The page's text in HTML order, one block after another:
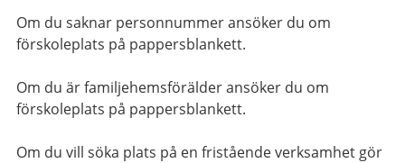
Om du saknar personnummer ansöker du om
förskoleplats på pappersblankett.
Om du är familjehemsförälder ansöker du om
förskoleplats på pappersblankett.
Om du vill söka plats på en fristående verksamhet gör